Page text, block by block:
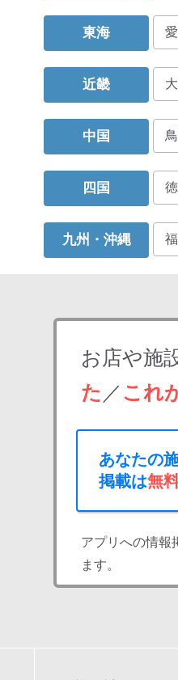
東海
近畿
中国
四国
九州・沖縄
お店や施
た ／ これ
あなたの
掲載は無
アプリへの情報
ます。